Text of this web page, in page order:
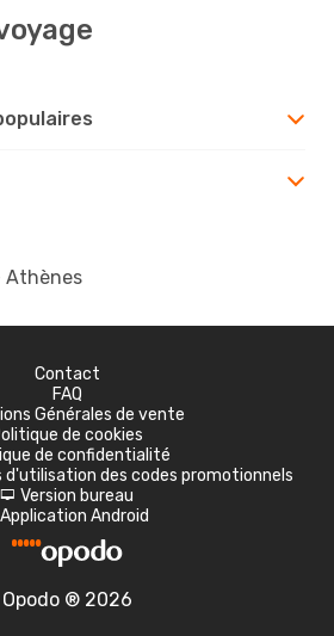
Athènes
Contact
FAQ
Générales de vente
de cookies
de confidentialité
d'utilisation des codes promotionnels
d Version bureau
Application Android
Opodo ® 2026